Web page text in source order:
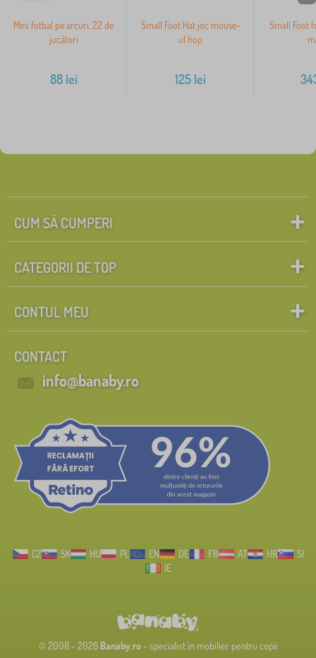
Mini fotbal pe arcuri, 22 de
jucători
88lei
Small Foot Hat joc mouse-
ul hop
125 lei
Small Foot
CUM SĂ CUMPERI
CATEGORII DE TOP
CONTUL MEU
CONTACT
info@banaby.ro
CZ SK HU PL EN DE FR AT HR
SI
IE
© 2008 - 2026 Banaby.ro- specialist în mobilier pentru copii